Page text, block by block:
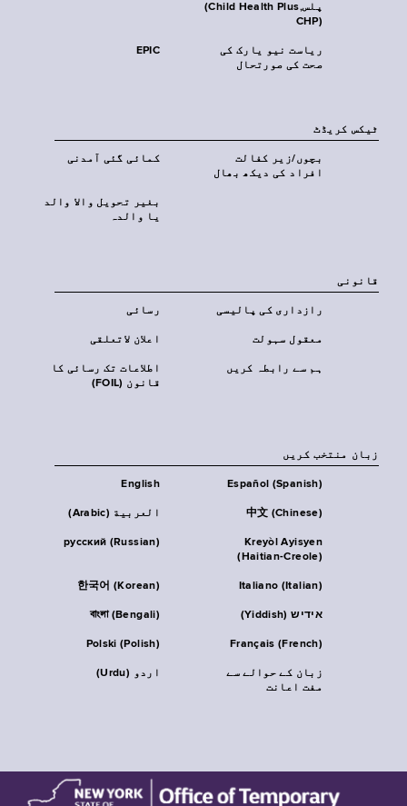
پلس‎(Child Health Plus,
CHP)‎
EPIC
ریاست نیو یارک کی
صحت کی صورتحال
ٹیکس کریڈٹ
کمائی گئی آمدنی
بچوں/زیر کفالت
افراد کی دیکھ بھال
بغیر تحویل والا والد
یا والدہ
قانونی
رسائی رازداری کی پالیسی
اعلان لاتعلقی معقول سہولت
اطلاعات تک رسائی کا
قانون (FOIL)
ہم سے رابطہ کریں
زبان منتخب کریں
English Español (Spanish)
العربية (Arabic) 中文 (Chinese)
русский (Russian)
Kreyòl Ayisyen
(Haitian-Creole)
한국어 (Korean) Italiano (Italian)
বাংলা (Bengali) אידיש (Yiddish)
Polski (Polish) Français (French)
اردو (Urdu)
زبان کے حوالے سے
مفت اعانت